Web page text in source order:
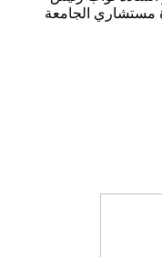
مستشاري الجامعة